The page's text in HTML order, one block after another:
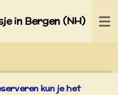
in Bergen (NH)
kun je het